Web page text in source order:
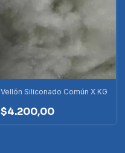
Vellón Siliconado Común X KG
$4.200,00